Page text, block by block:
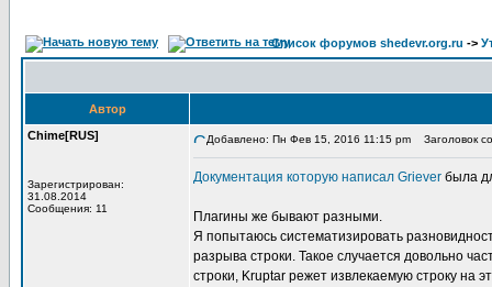
Список форумов shedevr.org.ru ->
Автор
Chime[RUS]
Зарегистрирован:
31.08.2014
Сообщения: 11
Добавлено: Пн Фев 15, 2016 11:15 pm Заголовок
Документация которую написал Griever была
Плагины же бывают разными.
Я попытаюсь систематизировать
разрыва строки. Такое случается довольно
строки, Kruptar режет извлекаемую строку на